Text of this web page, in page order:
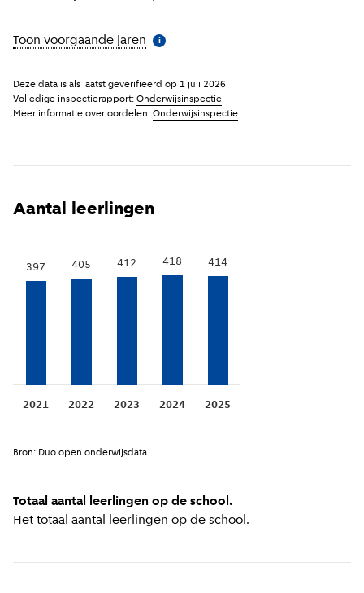
Toon voorgaande jaren Meer informatie
i
Deze data is als laatst geverifieerd op 1 juli 2026
Volledige inspectierapport: Onderwijsinspectie
Meer informatie over oordelen: Onderwijsinspectie
Aantal leerlingen
Totaal aantal leerlingen op de school.
Het totaal aantal leerlingen op de school.
2021
397
2022
405
2023
412
2024
418
2025
414
Bron: Duo open onderwijsdata